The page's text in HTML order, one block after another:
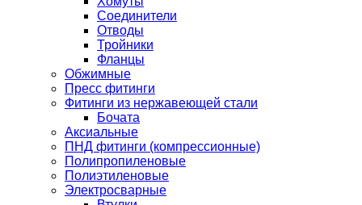
Соединители
Отводы
Тройники
Фланцы
Обжимные
Пресс фитинги
Фитинги из нержавеющей стали
Бочата
Аксиальные
ПНД фитинги (компрессионные)
Полипропиленовые
Полиэтиленовые
Электросварные